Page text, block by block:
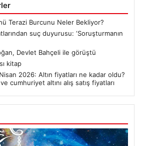
Terazi Burcunu Neler Bekliyor?
suç duyurusu: ‘Soruşturmanın
Devlet Bahçeli ile görüştü
kitap
2026: Altın fiyatları ne kadar oldu?
cumhuriyet altını alış satış fiyatları